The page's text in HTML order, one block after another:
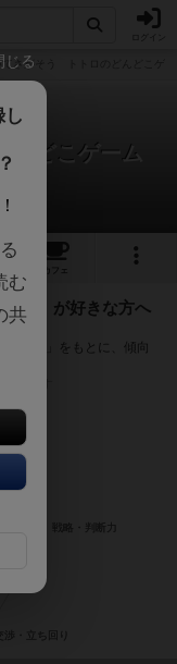
てさがそう トトロのどんどこゲ
んどこゲーム
カフェ
ーム』が好きな方へ
の評価」をもとに、傾向
います
じる
む
共